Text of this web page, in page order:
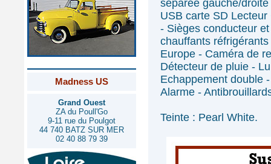
Madness US
Grand Ouest
ZA du Poull'Go
9-11 rue du Poulgot
44 740 BATZ SUR MER
02 40 88 79 39
séparée gauche/
USB carte SD
- Sièges conducteur
chauffants
Europe - Caméra de
Détecteur de pluie -
Echappement double
Alarme -
Teinte : Pearl White.